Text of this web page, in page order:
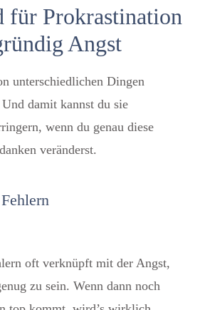
für Prokrastination
Angst
unterschiedlichen Dingen
damit kannst du sie
wenn du genau diese
veränderst.
oft verknüpft mit der Angst,
zu sein. Wenn dann noch